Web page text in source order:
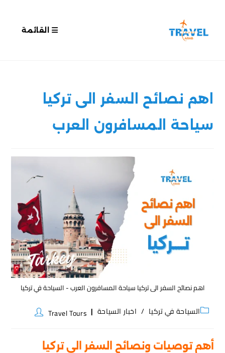
القائمة
اهم نصائح السفر الى تركيا
سياحة المسافرون العرب
اهم نصائح السفر الى تركيا سياحة المسافرون العرب - السياحة في تركيا
السياحة في تركيا / اخبار السياحة Travel Tours
أهم توصيات ونصائح السفر الى تركيا